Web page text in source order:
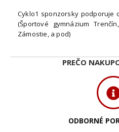
Cyklo1 sponzorsky podporuje
(Športové gymnázium
Zámostie, a pod)
PREČO
ODBORNÉ